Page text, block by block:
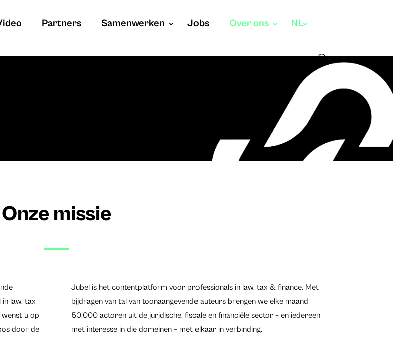
Partners Samenwerken Jobs Over ons NL
Onze missie
law, tax
wenst u op
door de
Jubel is het contentplatform voor professionals in law, tax & finance. Met
bijdragen van tal van toonaangevende auteurs brengen we elke maand
50.000 actoren uit de juridische, fiscale en financiële sector – en iedereen
met interesse in die domeinen – met elkaar in verbinding.